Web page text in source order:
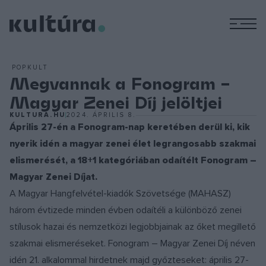
POPKULT
Megvannak a Fonogram –
Magyar Zenei Díj jelöltjei
KULTURA.HU 2024. ÁPRILIS 8.
Április 27-én a Fonogram-nap keretében derül ki, kik
nyerik idén a magyar zenei élet legrangosabb szakmai
elismerését, a 18+1 kategóriában odaítélt Fonogram –
Magyar Zenei Díjat.
A Magyar Hangfelvétel-kiadók Szövetsége (MAHASZ)
három évtizede minden évben odaítéli a különböző zenei
stílusok hazai és nemzetközi legjobbjainak az őket megillető
szakmai elismeréseket. Fonogram – Magyar Zenei Díj néven
idén 21. alkalommal hirdetnek majd győzteseket: április 27-